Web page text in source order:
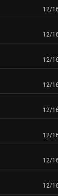
12/
12/
12/
12/
12/
12/
12/
12/